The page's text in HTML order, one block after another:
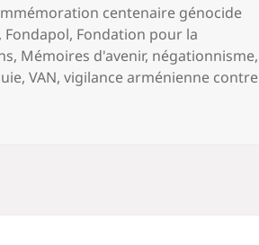
centenaire génocide
, Fondapol, Fondation pour la
, Mémoires d'avenir, négationnisme,
,VAN,vigilance arménienne contre